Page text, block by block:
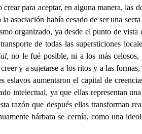
para aceptar, en alguna manera, las
había cesado de ser una
organizado, ya desde el punto de
de todas las supersticiones
no le fué posible, ni a los más celosos,
y a sujetarse a los ritos y a las
aumentaron el capital de
intelectual, ya que ellas representan
razón que después ellas transforman
bárbara se cernía, como una